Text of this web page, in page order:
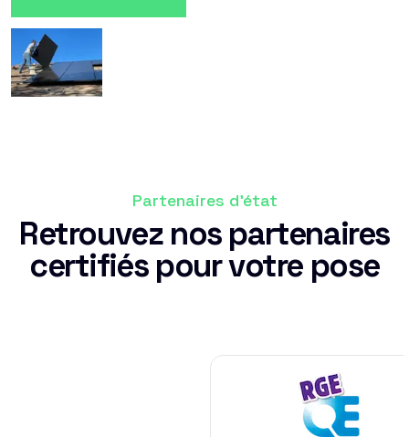
Partenaires d'état
Retrouvez nos partenaires
certifiés pour votre pose